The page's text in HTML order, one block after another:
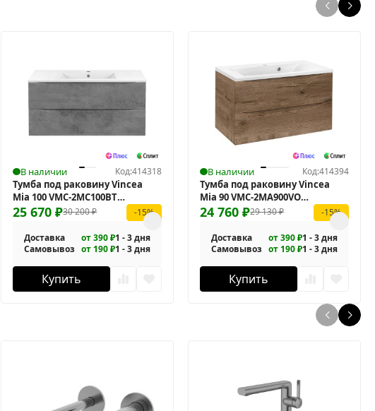
В наличии Код:414318
Тумба под раковину Vincea
Mia 100 VMC-2MC100BT
подвесная30 200₽
25 670₽ -15%
Доставка от 390 ₽1 - 3 дня
Самовывоз от 190 ₽1 - 3 дня
Купить
В наличии Код:414394
Тумба под раковину Vincea
Mia 90 VMC-2MA900VO
подвесная29 130₽
24 760₽ -15%
Доставка от 390 ₽1 - 3 дня
Самовывоз от 190 ₽1 - 3 дня
Купить